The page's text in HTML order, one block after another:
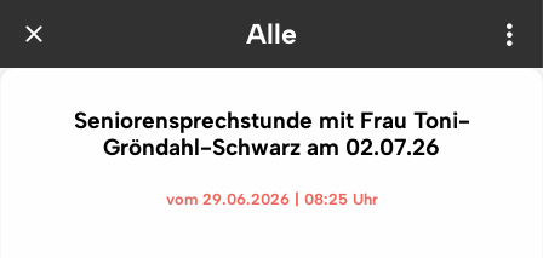
Alle
Seniorensprechstunde mit Frau Toni-
Gröndahl-Schwarz am 02.07.26
vom 29.06.2026 | 08:25 Uhr